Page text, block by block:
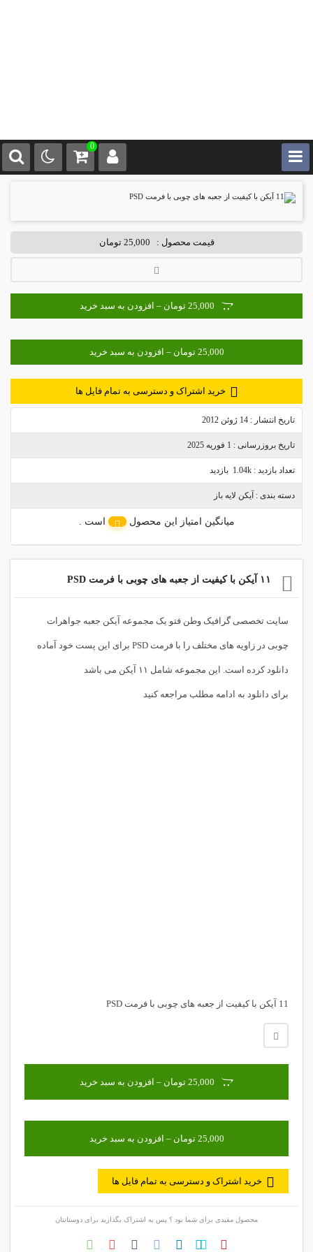
0
قیمت محصول : 25,000 تومان
25,000 تومان – افزودن به سبد خرید
خرید اشتراک و دسترسی به تمام فایل ها
تاریخ انتشار : 14 ژوئن 2012
تاریخ بروزرسانی : 1 فوریه 2025
تعداد بازدید : 1.04k بازدید
دسته بندی : آیکن لایه باز
میانگین امتیاز این محصول است .
۱۱ آیکن با کیفیت از جعبه های چوبی با فرمت PSD
سایت تخصصی گرافیک وطن فتو یک مجموعه آیکن جعبه جواهرات
چوبی در زاویه های مختلف را با فرمت PSD برای این پست خود آماده
دانلود کرده است. این مجموعه شامل ۱۱ آیکن می باشد
برای دانلود به ادامه مطلب مراجعه کنید
11 آیکن با کیفیت از جعبه های چوبی با فرمت PSD
25,000 تومان – افزودن به سبد خرید
خرید اشتراک و دسترسی به تمام فایل ها
محصول مفیدی برای شما بود ؟ پس به اشتراک بگذارید برای دوستانتان